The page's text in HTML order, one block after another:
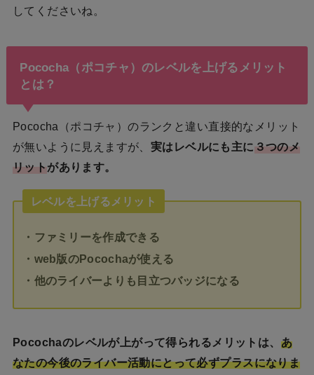
してくださいね。
Pococha（ポコチャ）のレベルを上げるメリット
とは？
Pococha（ポコチャ）のランクと違い直接的なメリット
が無いように見えますが、 実はレベルにも主に ３つのメ
リット があります。
レベルを上げるメリット
・ファミリーを作成できる
・web版のPocochaが使える
・他のライバーよりも目立つバッジになる
Pocochaのレベルが上がって得られるメリットは、 あ
なたの今後のライバー活動にとって必ずプラスになりま